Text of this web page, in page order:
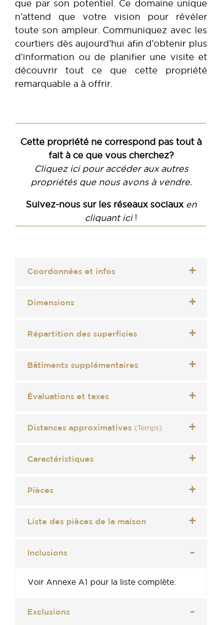
que par son potentiel. Ce domaine unique
n’attend que votre vision pour révéler
toute son ampleur. Communiquez avec les
courtiers dès aujourd’hui afin d’obtenir plus
d’information ou de planifier une visite et
découvrir tout ce que cette propriété
remarquable a à offrir.
Cette propriété ne correspond pas tout à
fait à ce que vous cherchez?
Cliquez ici pour accéder aux autres
propriétés que nous avons à vendre.
Suivez-nous sur les réseaux sociaux en
cliquant ici!
Coordonnées et infos
Dimensions
Répartition des superficies
Bâtiments supplémentaires
Évaluations et taxes
Distances approximatives (Temps)
Caractéristiques
Pièces
Liste des pièces de la maison
Inclusions
Voir Annexe A1 pour la liste complète.
Exclusions